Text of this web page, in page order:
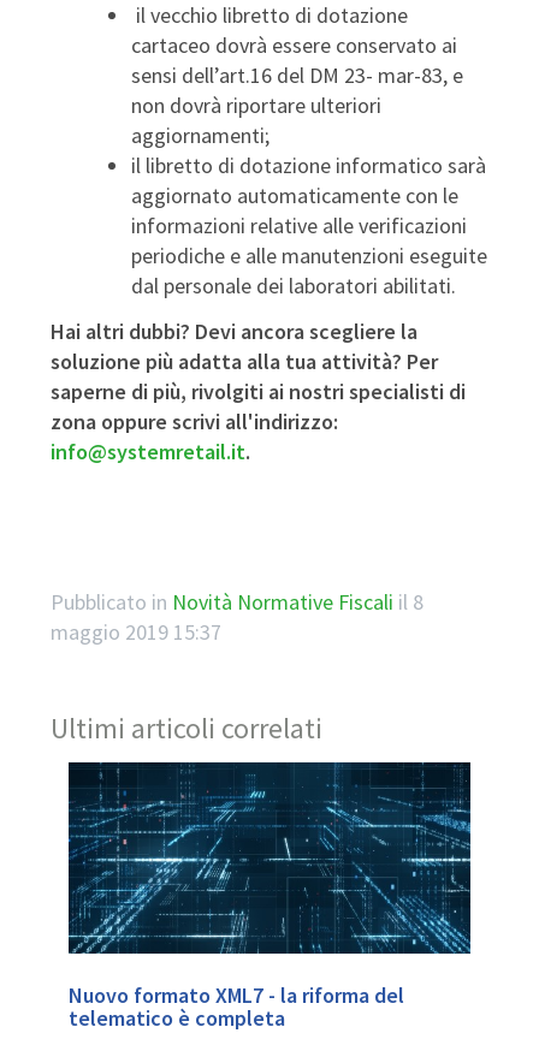
il vecchio libretto di dotazione
cartaceo dovrà essere conservato ai
sensi dell’art.16 del DM 23- mar-83, e
non dovrà riportare ulteriori
aggiornamenti;
il libretto di dotazione informatico sarà
aggiornato automaticamente con le
informazioni relative alle verificazioni
periodiche e alle manutenzioni eseguite
dal personale dei laboratori abilitati.
Hai altri dubbi? Devi ancora scegliere la
soluzione più adatta alla tua attività? Per
saperne di più, rivolgiti ai nostri specialisti di
zona oppure scrivi all'indirizzo:
info@systemretail.it.
Pubblicato in Novità Normative Fiscali il 8
maggio 2019 15:37
Ultimi articoli correlati
Nuovo formato XML7 - la riforma del
telematico è completa